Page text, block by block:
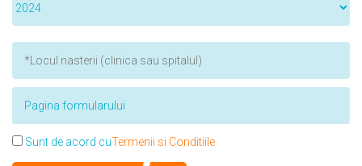
Sunt de acord cuTermenii si Conditiile